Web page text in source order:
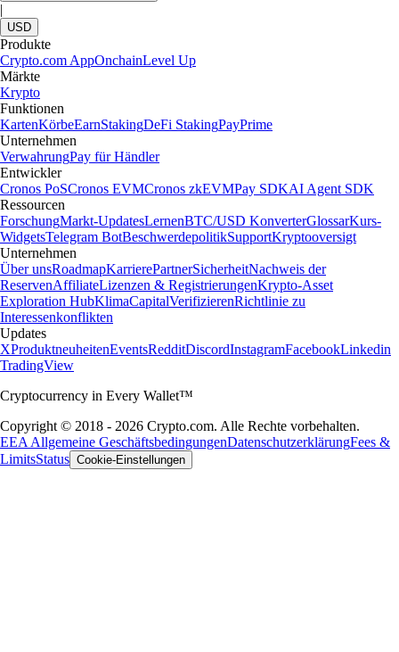
|
USD
Produkte
Crypto.com AppOnchainLevel Up
Märkte
Krypto
Funktionen
KartenKörbeEarnStakingDeFi StakingPayPrime
Unternehmen
VerwahrungPay für Händler
Entwickler
Cronos PoSCronos EVMCronos zkEVMPay SDKAI Agent SDK
Ressourcen
ForschungMarkt-UpdatesLernenBTC/USD KonverterGlossarKurs-
WidgetsTelegram BotBeschwerdepolitikSupportKryptooversigt
Unternehmen
Über unsRoadmapKarrierePartnerSicherheitNachweis der
ReservenAffiliateLizenzen & RegistrierungenKrypto-Asset
Exploration HubKlimaCapitalVerifizierenRichtlinie zu
Interessenkonflikten
Updates
XProduktneuheitenEventsRedditDiscordInstagramFacebookLinkedin
TradingView
Cryptocurrency in Every Wallet™
Copyright © 2018 - 2026 Crypto.com. Alle Rechte vorbehalten.
EEA Allgemeine GeschäftsbedingungenDatenschutzerklärungFees &
LimitsStatus Cookie-Einstellungen